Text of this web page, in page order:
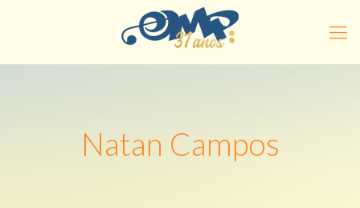
Natan Campos